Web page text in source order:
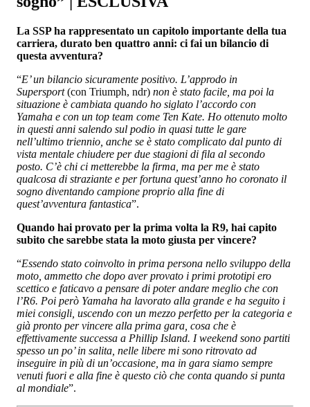
La SSP ha rappresentato un capitolo importante della tua
carriera, durato ben quattro anni: ci fai un bilancio di
questa avventura?
“E’ un bilancio sicuramente positivo. L’approdo in
Supersport(con Triumph, ndr) non è stato facile, ma poi la
situazione è cambiata quando ho siglato l’accordo con
Yamaha e con un top team come Ten Kate. Ho ottenuto molto
in questi anni salendo sul podio in quasi tutte le gare
nell’ultimo triennio, anche se è stato complicato dal punto di
vista mentale chiudere per due stagioni di fila al secondo
posto. C’è chi ci metterebbe la firma, ma per me è stato
qualcosa di straziante e per fortuna quest’anno ho coronato il
sogno diventando campione proprio alla fine di
quest’avventura fantastica”.
Quando hai provato per la prima volta la R9, hai capito
subito che sarebbe stata la moto giusta per vincere?
“Essendo stato coinvolto in prima persona nello sviluppo della
moto, ammetto che dopo aver provato i primi prototipi ero
scettico e faticavo a pensare di poter andare meglio che con
l’R6. Poi però Yamaha ha lavorato alla grande e ha seguito i
miei consigli, uscendo con un mezzo perfetto per la categoria e
già pronto per vincere alla prima gara, cosa che è
effettivamente successa a Phillip Island. I weekend sono partiti
spesso un po’ in salita, nelle libere mi sono ritrovato ad
inseguire in più di un’occasione, ma in gara siamo sempre
venuti fuori e alla fine è questo ciò che conta quando si punta
al mondiale”.